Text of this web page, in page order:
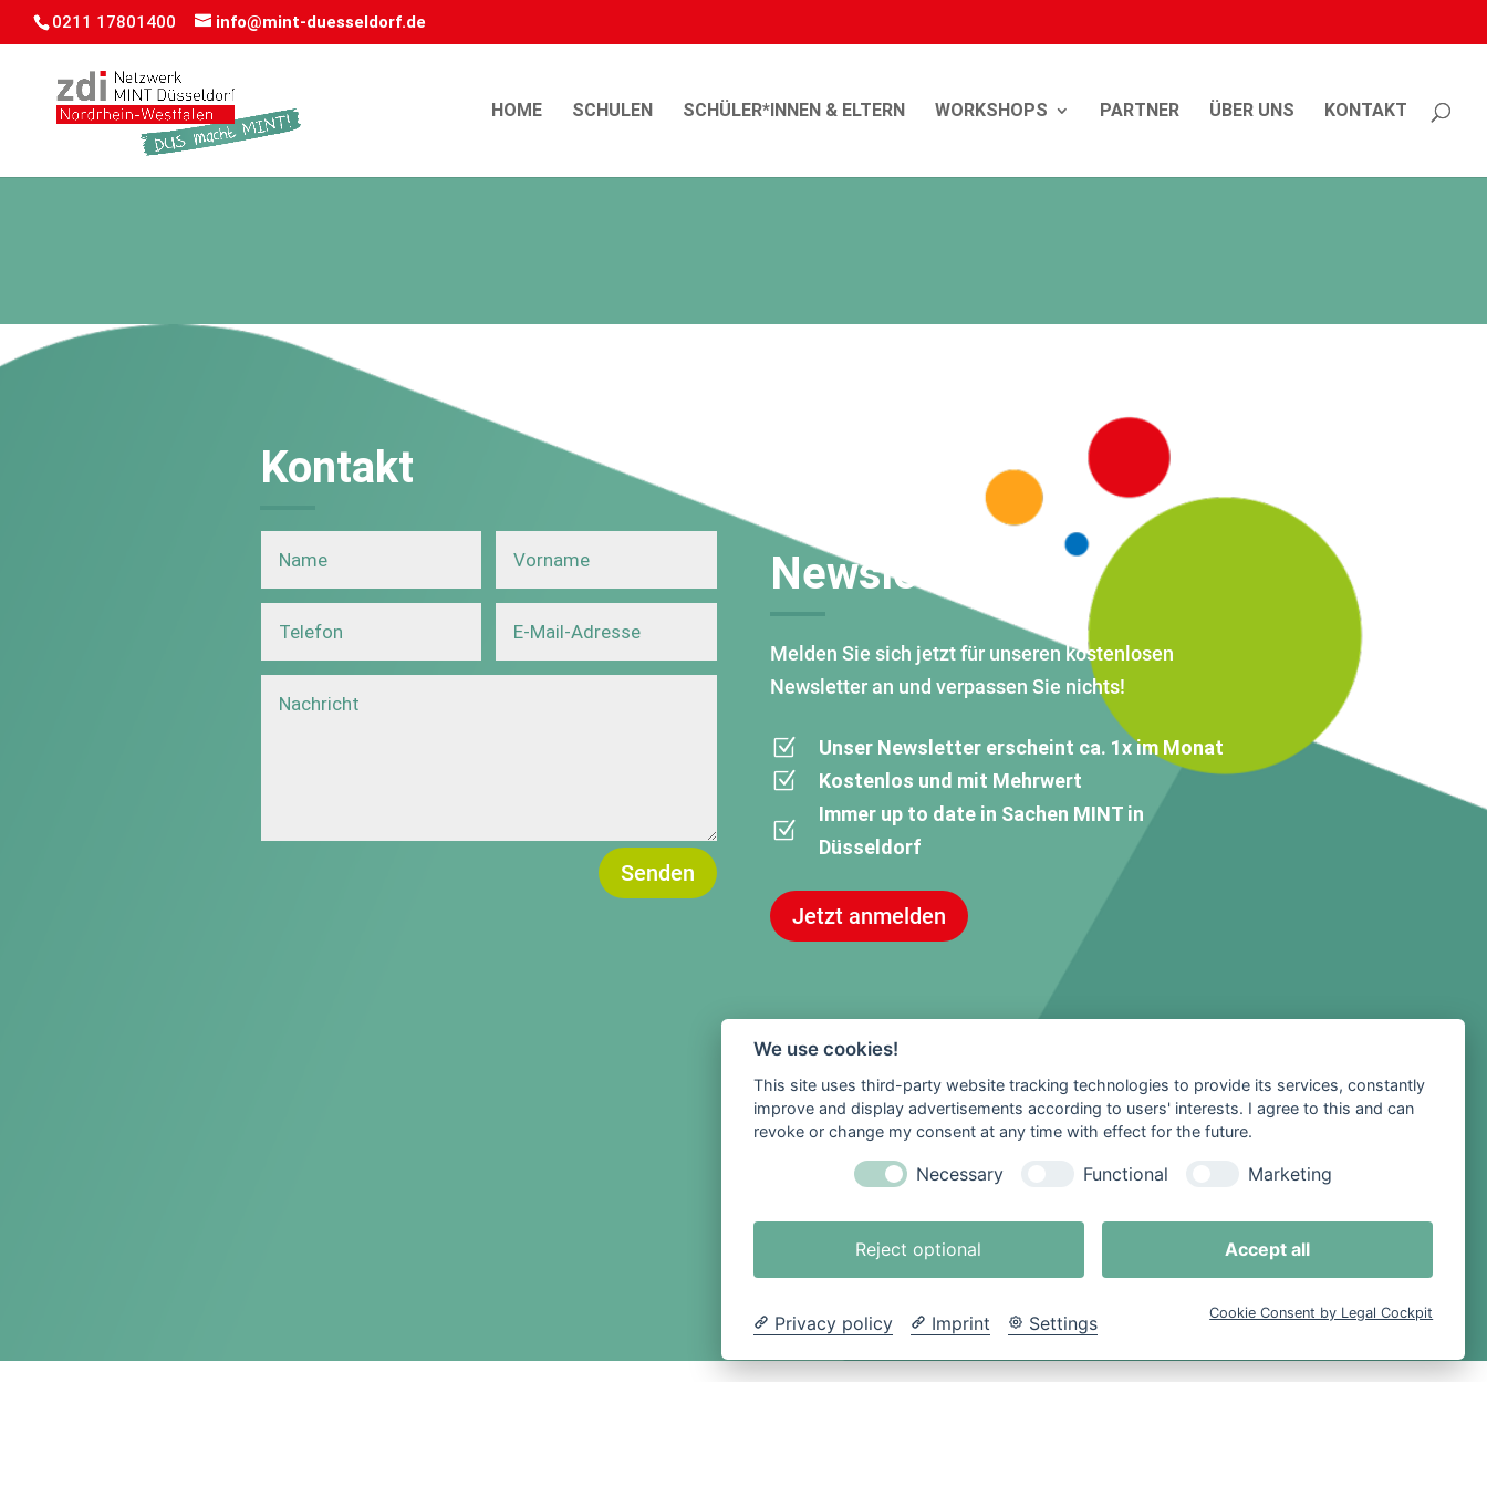
0211 17801400 info@mint-duesseldorf.de
HOME SCHULEN SCHÜLER*INNEN & ELTERN WORKSHOPS PARTNER ÜBER UNS KONTAKT
Kontakt
Senden
Newsletter
Melden Sie sich jetzt für unseren kostenlosen
Newsletter an und verpassen Sie nichts!
Z Unser Newsletter erscheint ca. 1x im Monat
Z Kostenlos und mit Mehrwert
Z
Immer up to date in Sachen MINT in
Düsseldorf
Jetzt anmelden
We use cookies!
This site uses third-party website tracking technologies to provide its services, constantly
improve and display advertisements according to users' interests. I agree to this and can
revoke or change my consent at any time with effect for the future.
Necessary Functional Marketing
Reject optional Accept all
Privacy policy Imprint Settings Cookie Consent by Legal Cockpit